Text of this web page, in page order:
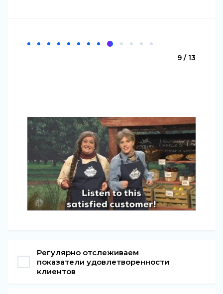
9 / 13
Регулярно отслеживаем
показатели удовлетворенности
клиентов